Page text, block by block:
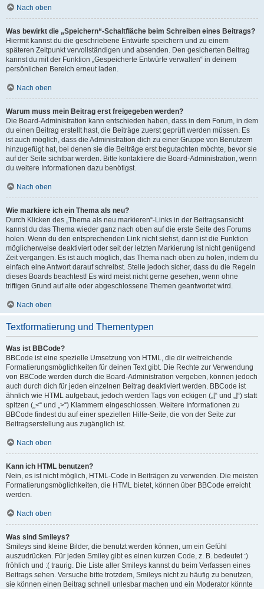
Nach oben
Was bewirkt die „Speichern“-Schaltfläche beim Schreiben eines Beitrags?
Hiermit kannst du die geschriebene Entwürfe speichern und zu einem
späteren Zeitpunkt vervollständigen und absenden. Den gesicherten Beitrag
kannst du mit der Funktion „Gespeicherte Entwürfe verwalten“ in deinem
persönlichen Bereich erneut laden.
Nach oben
Warum muss mein Beitrag erst freigegeben werden?
Die Board-Administration kann entschieden haben, dass in dem Forum, in dem
du einen Beitrag erstellt hast, die Beiträge zuerst geprüft werden müssen. Es
ist auch möglich, dass die Administration dich zu einer Gruppe von Benutzern
hinzugefügt hat, bei denen sie die Beiträge erst begutachten möchte, bevor sie
auf der Seite sichtbar werden. Bitte kontaktiere die Board-Administration, wenn
du weitere Informationen dazu benötigst.
Nach oben
Wie markiere ich ein Thema als neu?
Durch Klicken des „Thema als neu markieren“-Links in der Beitragsansicht
kannst du das Thema wieder ganz nach oben auf die erste Seite des Forums
holen. Wenn du den entsprechenden Link nicht siehst, dann ist die Funktion
möglicherweise deaktiviert oder seit der letzten Markierung ist nicht genügend
Zeit vergangen. Es ist auch möglich, das Thema nach oben zu holen, indem du
einfach eine Antwort darauf schreibst. Stelle jedoch sicher, dass du die Regeln
dieses Boards beachtest! Es wird meist nicht gerne gesehen, wenn ohne
triftigen Grund auf alte oder abgeschlossene Themen geantwortet wird.
Nach oben
Textformatierung und Thementypen
Was ist BBCode?
BBCode ist eine spezielle Umsetzung von HTML, die dir weitreichende
Formatierungsmöglichkeiten für deinen Text gibt. Die Rechte zur Verwendung
von BBCode werden durch die Board-Administration vergeben, können jedoch
auch durch dich für jeden einzelnen Beitrag deaktiviert werden. BBCode ist
ähnlich wie HTML aufgebaut, jedoch werden Tags von eckigen („[“ und „]“) statt
spitzen („<“ und „>“) Klammern eingeschlossen. Weitere Informationen zu
BBCode findest du auf einer speziellen Hilfe-Seite, die von der Seite zur
Beitragserstellung aus zugänglich ist.
Nach oben
Kann ich HTML benutzen?
Nein, es ist nicht möglich, HTML-Code in Beiträgen zu verwenden. Die meisten
Formatierungsmöglichkeiten, die HTML bietet, können über BBCode erreicht
werden.
Nach oben
Was sind Smileys?
Smileys sind kleine Bilder, die benutzt werden können, um ein Gefühl
auszudrücken. Für jeden Smiley gibt es einen kurzen Code, z. B. bedeutet :)
fröhlich und :( traurig. Die Liste aller Smileys kannst du beim Verfassen eines
Beitrags sehen. Versuche bitte trotzdem, Smileys nicht zu häufig zu benutzen,
sie können einen Beitrag schnell unlesbar machen und ein Moderator könnte